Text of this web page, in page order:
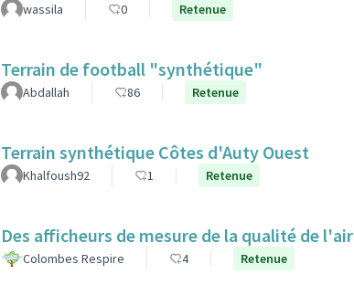
wassila 0 Retenue
Terrain de football "synthétique"
Abdallah 86 Retenue
Terrain synthétique Côtes d'Auty Ouest
Khalfoush92 1 Retenue
Des afficheurs de mesure de la qualité de l'air
Colombes Respire 4 Retenue